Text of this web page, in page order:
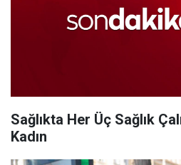
Sağlıkta Her Üç Sağlık
Kadın